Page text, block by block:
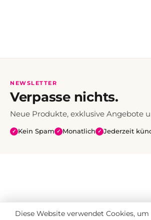
NEWSLETTER
Verpasse nichts.
Neue Produkte, exklusive Angebote
✓ Kein Spam ✓ Monatlich ✓ Jederzeit
Diese Website verwendet Cookies,